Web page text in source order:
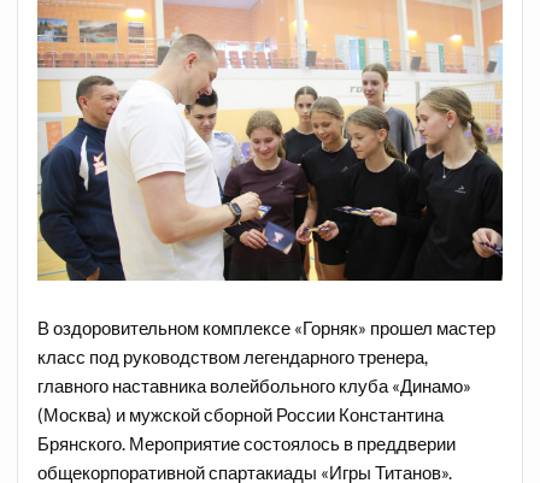
В оздоровительном комплексе «Горняк» прошел мастер
класс под руководством легендарного тренера,
главного наставника волейбольного клуба «Динамо»
(Москва) и мужской сборной России Константина
Брянского. Мероприятие состоялось в преддверии
общекорпоративной спартакиады «Игры Титанов».